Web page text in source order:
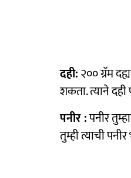
दही:२०० ग्रॅम
शकता. त्याने दही
पनीर :पनीर
तुम्ही त्याची